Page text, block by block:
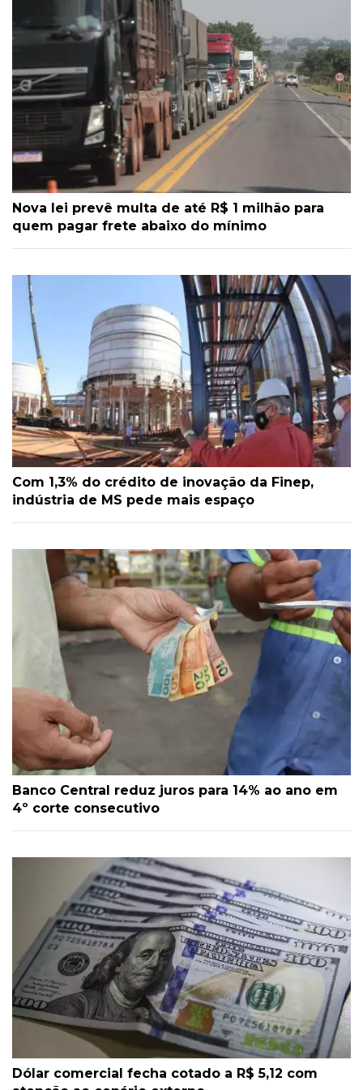
Nova lei prevê multa de até R$ 1 milhão para
quem pagar frete abaixo do mínimo
Com 1,3% do crédito de inovação da Finep,
indústria de MS pede mais espaço
Banco Central reduz juros para 14% ao ano em
4º corte consecutivo
Dólar comercial fecha cotado a R$ 5,12 com